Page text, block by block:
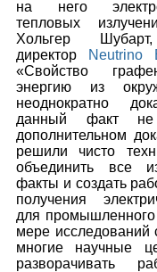
на него
тепловых
Хольгер
директор
Neutrino
«Свойство
энергию из
неоднократно
данный факт
дополнительном
решили чисто
объединить все
факты и создать
получения
для
мере исследований
многие научные
разворачивать